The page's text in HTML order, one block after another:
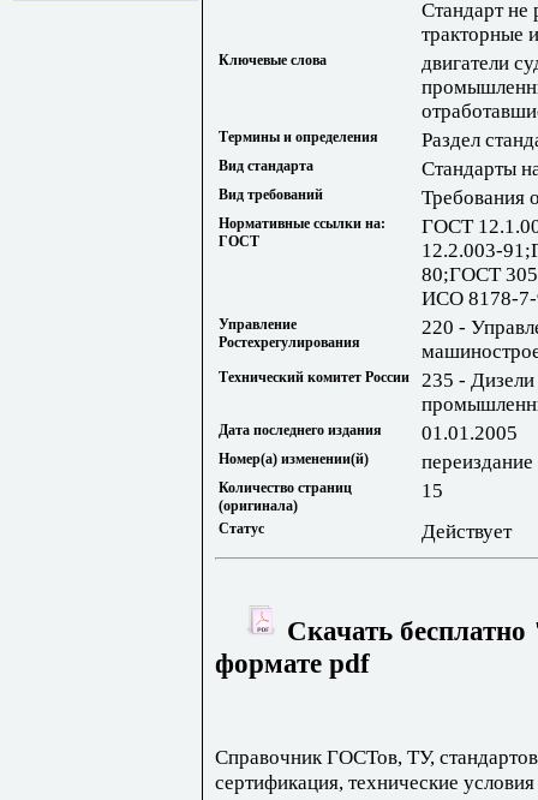
Стандарт не
тракторные
Ключевые слова
двигатели
Термины и определения Раздел
Вид стандарта Стандарты
Вид требований Требования
Нормативные ссылки на:
ГОСТ
ГОСТ
12.2.003-
80;ГОСТ
ИСО 8178-
Управление
Ростехрегулирования
220 -
Технический комитет России
235 - Дизели
Дата последнего издания 01.01.2005
Номер(а) изменении(й)
Количество страниц
(оригинала)
15
Статус Действует
Скачать
формате pdf
Справочник ГОСТов, ТУ,
сертификация, технические условия